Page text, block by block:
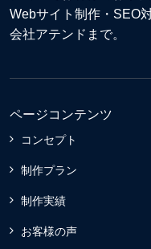
Webサイト制作 ・ SEO
会社アテンドまで。
ページコンテンツ
コンセプト
制作プラン
制作実績
お客様の声